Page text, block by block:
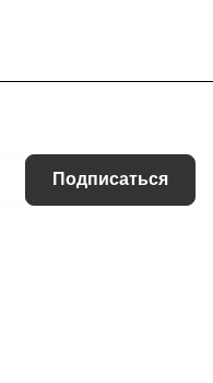
Подписаться